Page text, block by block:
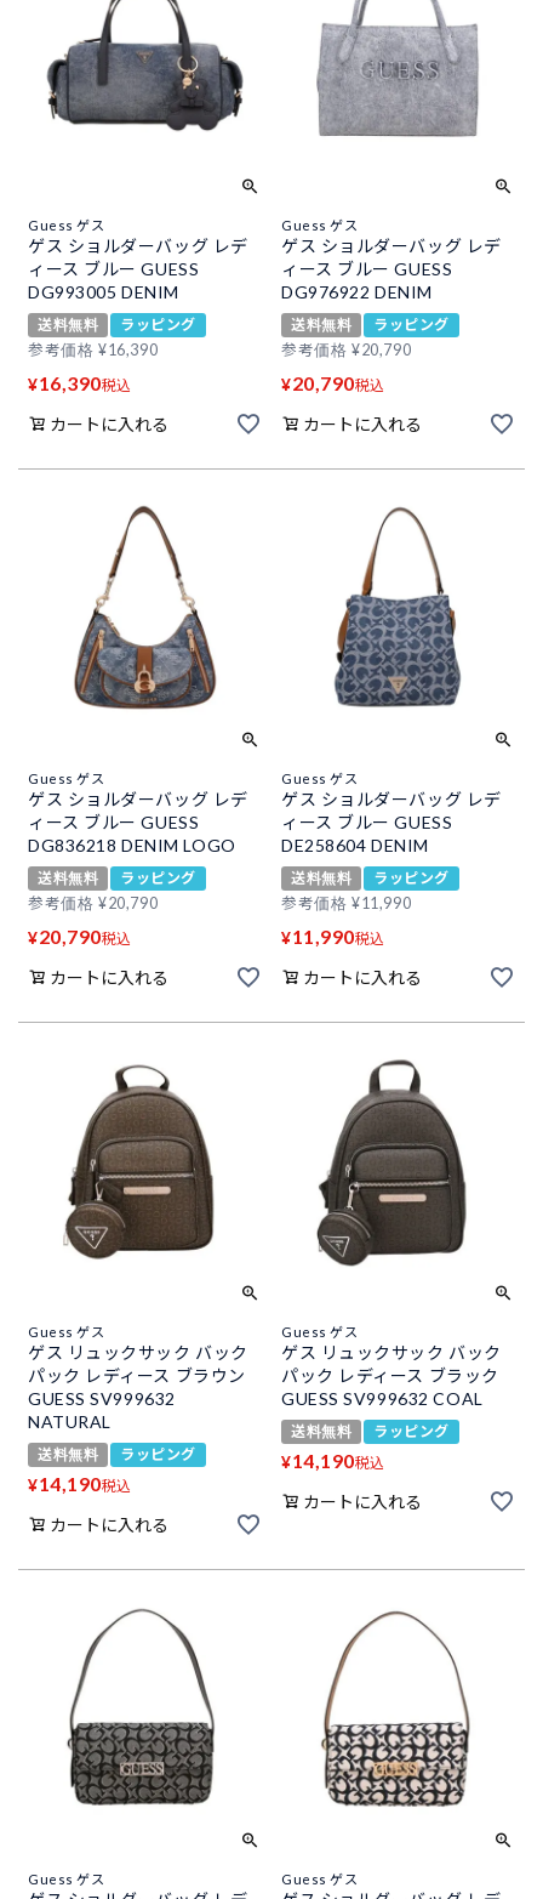
Guess ゲス
ゲス ショルダーバッグ レデ
ィース ブルー GUESS
DG993005 DENIM
送料無料
ラッピング
参考価格 ¥16,390
¥16,390税込
カートに入れる
Guess ゲス
ゲス ショルダーバッグ レデ
ィース ブルー GUESS
DG976922 DENIM
送料無料
ラッピング
参考価格 ¥20,790
¥20,790税込
カートに入れる
Guess ゲス
ゲス ショルダーバッグ レデ
ィース ブルー GUESS
DG836218 DENIM LOGO
送料無料
ラッピング
参考価格 ¥20,790
¥20,790税込
カートに入れる
Guess ゲス
ゲス ショルダーバッグ レデ
ィース ブルー GUESS
DE258604 DENIM
送料無料
ラッピング
参考価格 ¥11,990
¥11,990税込
カートに入れる
Guess ゲス
ゲス リュックサック バック
パック レディース ブラウン
GUESS SV999632
NATURAL
送料無料 ラッピング
¥14,190税込
カートに入れる
Guess ゲス
ゲス リュックサック バック
パック レディース ブラック
GUESS SV999632 COAL
送料無料 ラッピング
¥14,190税込
カートに入れる
Guess ゲス Guess ゲス